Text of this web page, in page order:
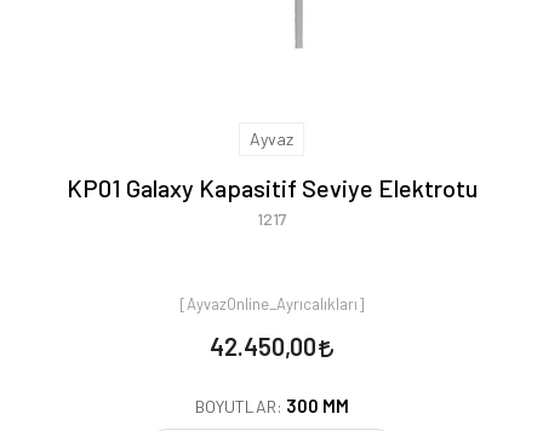
Ayvaz
KP01 Galaxy Kapasitif Seviye Elektrotu
1217
[AyvazOnline_Ayrıcalıkları]
42.450,00
BOYUTLAR: 300 MM